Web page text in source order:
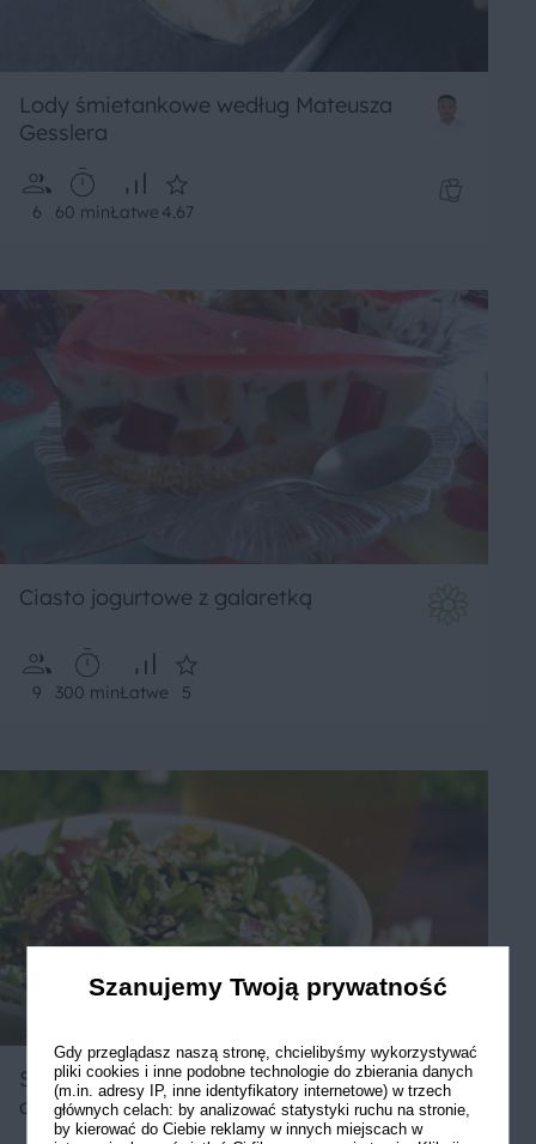
Lody śmietankowe według Mateusza
Gesslera
6 60 minŁatwe 4.67
Ciasto jogurtowe z galaretką
9 300 minŁatwe 5
Sałatka z liści mlecza, słodkimi
owocami i kwiatami stokrotki
Szanujemy Twoją prywatność
Gdy przeglądasz naszą stronę, chcielibyśmy wykorzystywać
pliki cookies i inne podobne technologie do zbierania danych
(m.in. adresy IP, inne identyfikatory internetowe) w trzech
głównych celach: by analizować statystyki ruchu na stronie,
by kierować do Ciebie reklamy w innych miejscach w